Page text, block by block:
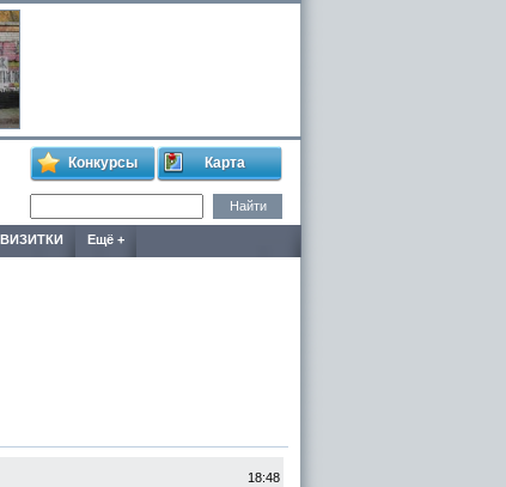
Конкурсы Карта
ВИЗИТКИ Ещё +
18:48